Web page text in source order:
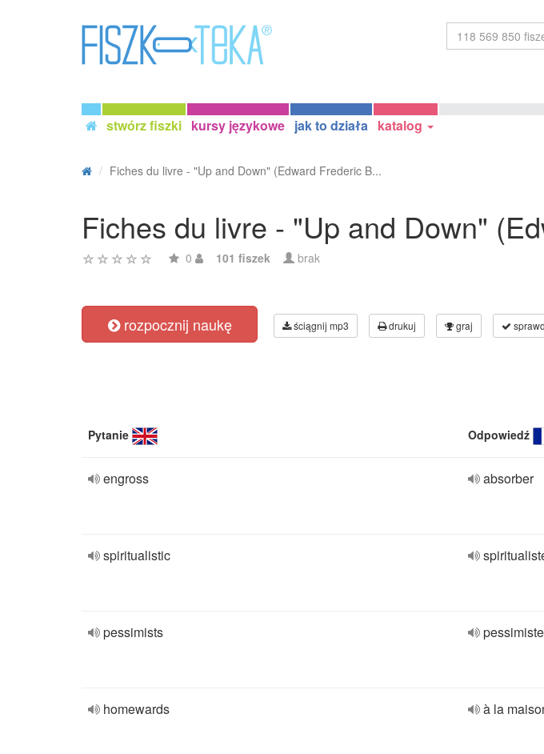
stwórz fiszki kursy językowe jak to działa katalog
Fiches du livre - "Up and Down" (Edward Frederic B...
Fiches du livre - "Up and Down"
0 101 fiszek brak
rozpocznij naukę ściągnij mp3 drukuj graj
Pytanie Odpowiedź
engross absorber
spiritualistic
pessimists
homewards à la